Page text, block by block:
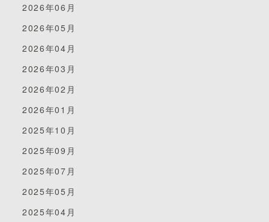
ヘッドとは、歯ブラシの毛が埋まっている部分を指しま
す。
それをもとに、それよりも大きい、小さいで見ていきま
が歯と歯ぐきの境目に入っていきやすい形状をしている
ので歯ぐきケアが得意なことです。
・歯ぐきが気になる方 ・かぶせ物が多い方 ・前歯に
かぶせ物が入っている方
・歯周病予防をしたい方
におすすめです。
2026年06月
2026年05月
2026年04月
2026年03月
2026年02月
2026年01月
2025年10月
2025年09月
2025年07月
2025年05月
2025年04月